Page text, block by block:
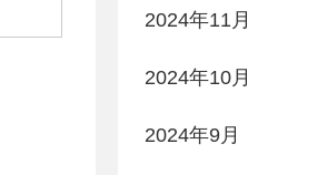
2024年11月
2024年10月
2024年9月